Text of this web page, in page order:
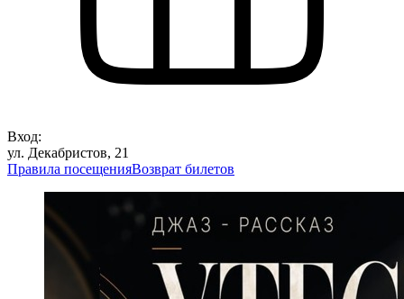
Вход:
ул. Декабристов, 21
Правила посещенияВозврат билетов